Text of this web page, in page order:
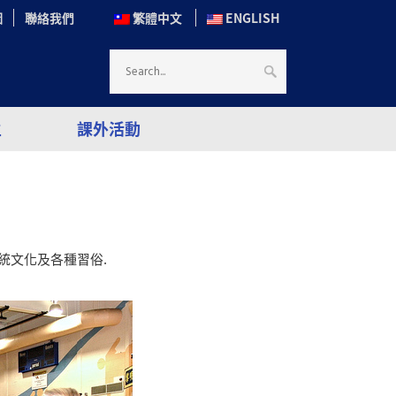
繁體中文 ENGLISH
聯絡我們
課外活動
文化及各種習俗.